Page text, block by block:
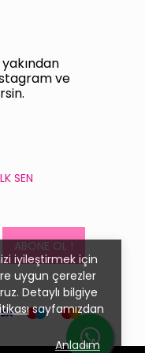
iyileştirmek için
uygun çerezler
Detaylı bilgiye
sayfamızdan
Anladım
yakından
ve
SEN
ABONE OL !